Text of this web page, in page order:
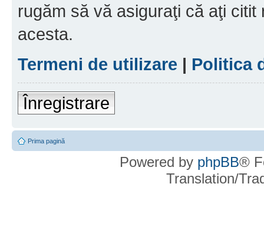
rugăm să vă asiguraţi că aţi
acesta.
Termeni de utilizare | Politica
Înregistrare
Prima pagină
Powered by phpBB®
Translation/